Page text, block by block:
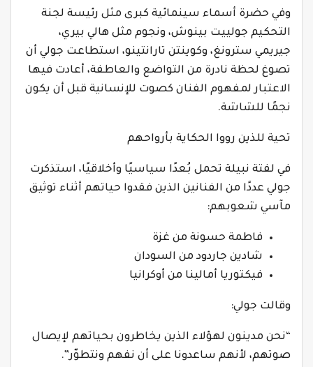
وفي حضرة أسماء سينمائية كبرى مثل رئيسة لجنة
التحكيم جولييت بينوش، ونجوم مثل هالي بيري،
جيريمي سترونغ، وكوينتن تارانتينو، استطاعت جولي أن
تصوغ لحظة نادرة من التواضع والعاطفة، أعادت فيها
الاعتبار لمفهوم الفنان كصوت للإنسانية قبل أن يكون
نجمًا للشاشة.
تحية للذين رووا الحكاية بأرواحهم
في لفتة نبيلة تحمل بُعدًا سياسيًا وأخلاقيًا، استذكرت
جولي عددًا من الفنانين الذين فقدوا حياتهم أثناء توثيق
مآسي شعوبهم:
فاطمة حسونة من غزة
شادين جاردود من السودان
فيكتوريا أمالينا من أوكرانيا
وقالت جولي:
“نحن مدينون لهؤلاء الذين يخاطرون بحياتهم لإيصال
صوتهم، لأنهم ساعدونا على أن نفهم ونتطوّر”.